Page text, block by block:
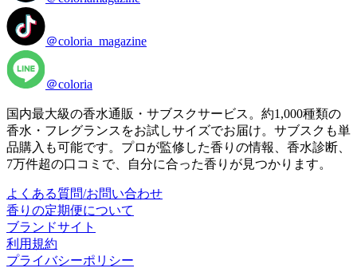
＠coloria_magazine
＠coloria
国内最大級の香水通販・サブスクサービス。約1,000種類の
香水・フレグランスをお試しサイズでお届け。サブスクも単
品購入も可能です。プロが監修した香りの情報、香水診断、
7万件超の口コミで、自分に合った香りが見つかります。
よくある質問/お問い合わせ
香りの定期便について
ブランドサイト
利用規約
プライバシーポリシー